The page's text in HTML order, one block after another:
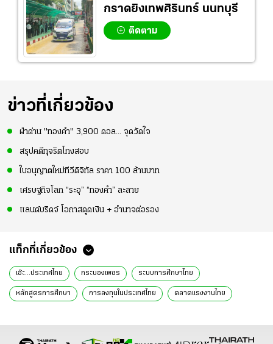
กราดยิงเทพศิรินทร์ นนทบุรี
ติดตาม
ข่าวที่เกี่ยวข้อง
ฝ่าด่าน "ทองคำ" 3,900 ดอล... จุดวัดใจ
สรุปคดีทุจริตโกงสอบ
ใบอนุญาตใหม่ทีวีดิจิทัล ราคา 100 ล้านบาท
เศรษฐกิจโลก “ระอุ” “ทองคำ” ละลาย
แลนด์บริดจ์ โอกาสดูดเงิน + อำนาจต่อรอง
แท็กที่เกี่ยวข้อง
เอ๊ะ...ประเทศไทย กระบองเพชร ระบบการศึกษาไทย
หลักสูตรการศึกษา การลงทุนในประเทศไทย ตลาดแรงงานไทย